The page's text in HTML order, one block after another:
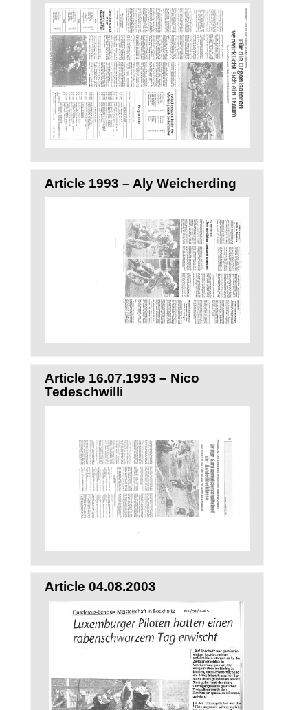
Article 1993 – Aly Weicherding
Article 16.07.1993 – Nico
Tedeschwilli
Article 04.08.2003